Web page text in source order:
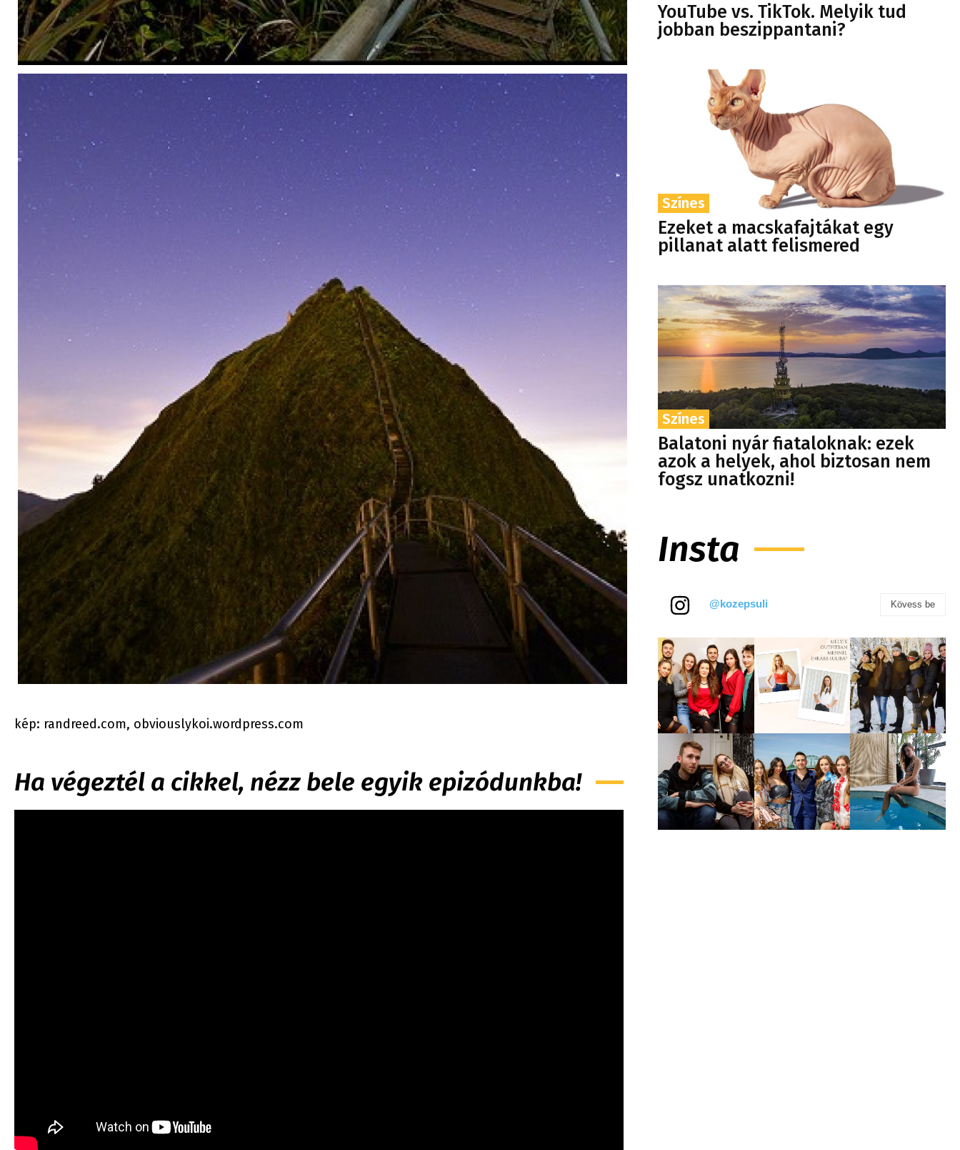
kép: randreed.com, obviouslykoi.wordpress.com
Ha végeztél a cikkel, nézz bele egyik epizódunkba!
YouTube vs. TikTok. Melyik tud
jobban beszippantani?
Színes
Ezeket a macskafajtákat egy
pillanat alatt felismered
Színes
Balatoni nyár fiataloknak: ezek
azok a helyek, ahol biztosan nem
fogsz unatkozni!
Insta
@kozepsuli Kövess be